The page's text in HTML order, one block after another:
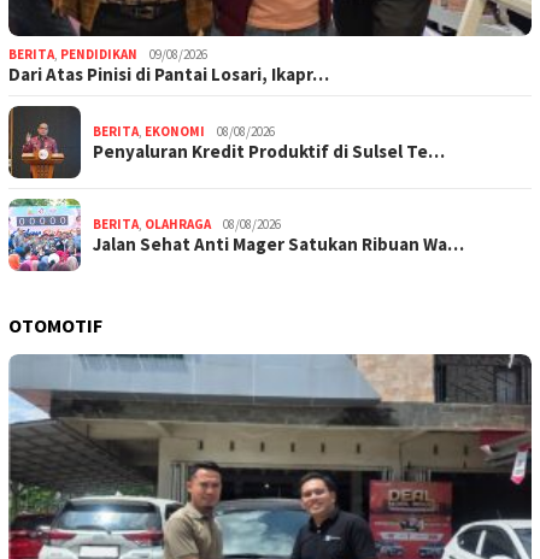
BERITA, PENDIDIKAN 09/08/2026
Dari Atas Pinisi di Pantai Losari, Ikapr…
BERITA, EKONOMI 08/08/2026
Penyaluran Kredit Produktif di Sulsel Te…
BERITA, OLAHRAGA 08/08/2026
Jalan Sehat Anti Mager Satukan Ribuan Wa…
OTOMOTIF